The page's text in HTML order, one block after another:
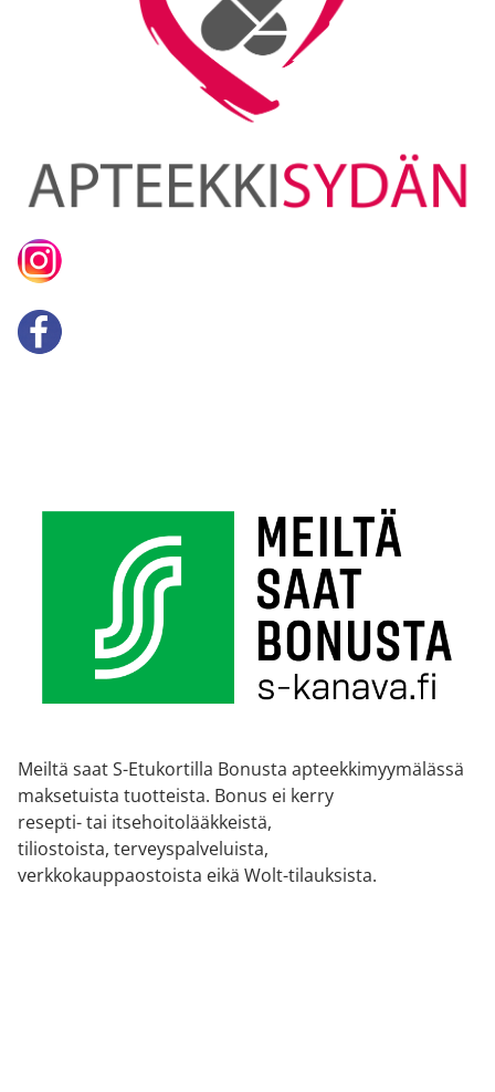
Meiltä saat S-Etukortilla Bonusta apteekkimyymälässä
maksetuista tuotteista. Bonus ei kerry
resepti- tai itsehoitolääkkeistä,
tiliostoista, terveyspalveluista,
verkkokauppaostoista eikä Wolt-tilauksista.